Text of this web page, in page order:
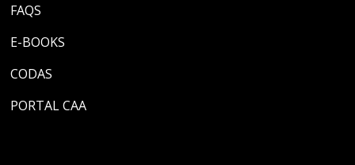
FAQS
E-BOOKS
CODAS
PORTAL CAA